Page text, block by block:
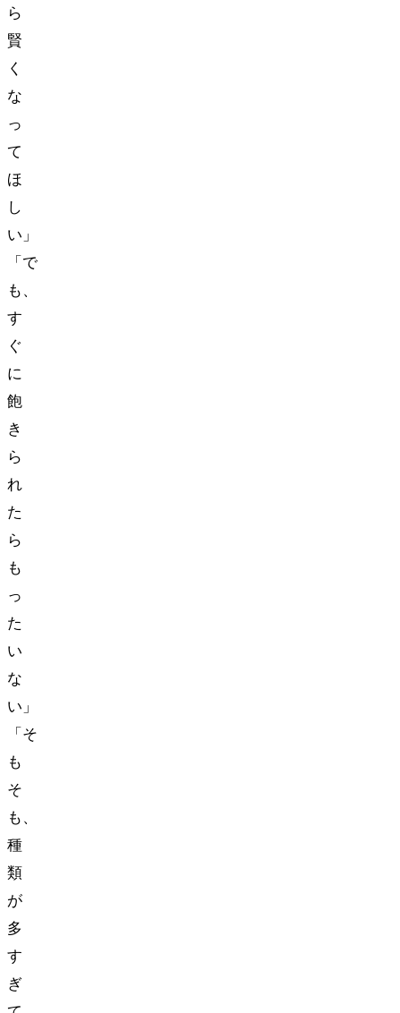
ら
賢
く
な
っ
て
ほ
し
い」
「で
も、
す
ぐ
に
飽
き
ら
れ
た
ら
も
っ
た
い
な
い」
「そ
も
そ
も、
種
類
が
多
す
ぎ